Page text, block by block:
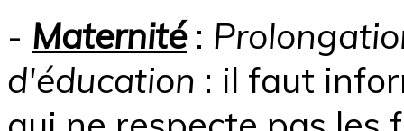
- Maternité :
d'éducation : il faut